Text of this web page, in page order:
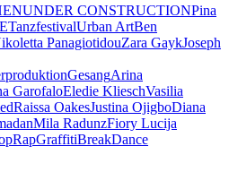
UNDER CONSTRUCTIONPina
TanzfestivalUrban ArtBen
PanagiotidouZara GaykJoseph
GesangArina
GarofaloEledie KlieschVasilia
Raissa OakesJustina OjigboDiana
Mila RadunzFiory Lucija
RapGraffitiBreakDance